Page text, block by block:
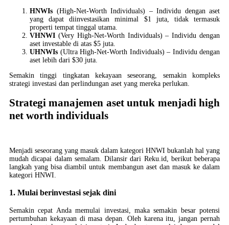
HNWIs (High-Net-Worth Individuals) – Individu dengan aset
yang dapat diinvestasikan minimal $1 juta, tidak termasuk
properti tempat tinggal utama.
VHNWI (Very High-Net-Worth Individuals) – Individu dengan
aset investable di atas $5 juta.
UHNWIs (Ultra High-Net-Worth Individuals) – Individu dengan
aset lebih dari $30 juta.
Semakin tinggi tingkatan kekayaan seseorang, semakin kompleks
strategi investasi dan perlindungan aset yang mereka perlukan.
Strategi manajemen aset untuk menjadi high
net worth individuals
Menjadi seseorang yang masuk dalam kategori HNWI bukanlah hal yang
mudah dicapai dalam semalam. Dilansir dari Reku.id, berikut beberapa
langkah yang bisa diambil untuk membangun aset dan masuk ke dalam
kategori HNWI.
1. Mulai berinvestasi sejak dini
Semakin cepat Anda memulai investasi, maka semakin besar potensi
pertumbuhan kekayaan di masa depan. Oleh karena itu, jangan pernah